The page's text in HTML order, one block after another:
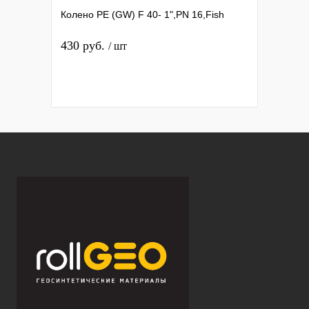
Колено PE (GW) F 40- 1",PN 16,Fish
430 руб. / шт